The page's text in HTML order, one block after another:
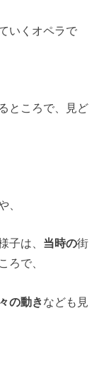
いくオペラで
ところで、見ど
、
子は、 当時の街
ろで、
の動きなども見